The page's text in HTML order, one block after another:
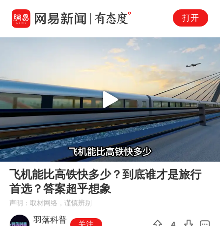
打开
00:00
Play
飞机能比高铁快多少？到底谁才是旅行
首选？答案超乎想象
声明：取材网络，谨慎辨别
羽落科普